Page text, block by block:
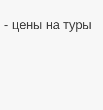
- цены на туры